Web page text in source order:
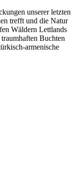
unserer letzten
trefft und die Natur
Wäldern Lettlands
Buchten
armenische